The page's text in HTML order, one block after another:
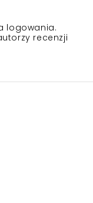
logowania.
recenzji